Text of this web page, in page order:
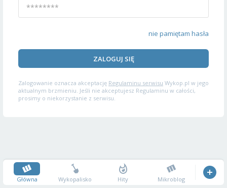
nie pamiętam hasła
ZALOGUJ SIĘ
Zalogowanie oznacza akceptację Regulaminu serwisu Wykop.pl w jego
aktualnym brzmieniu. Jeśli nie akceptujesz Regulaminu w całości,
prosimy o niekorzystanie z serwisu.
Główna Wykopalisko Hity Mikroblog